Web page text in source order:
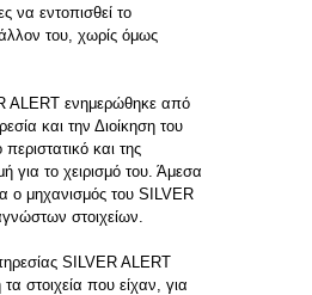
να εντοπισθεί το
του, χωρίς όμως
ALERT ενημερώθηκε από
και την Διοίκηση του
και της
για το χειρισμό του. Άμεσα
ο μηχανισμός του SILVER
στοιχείων.
SILVER ALERT
στοιχεία που είχαν, για